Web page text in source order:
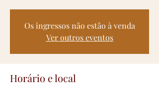
Os ingressos não estão à venda
Ver outros eventos
Horário e local